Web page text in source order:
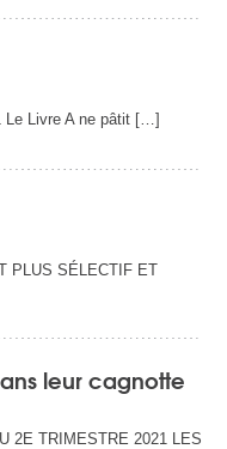
Le Livre A ne pâtit […]
PLUS SÉLECTIF ET
leur cagnotte
2E TRIMESTRE 2021 LES